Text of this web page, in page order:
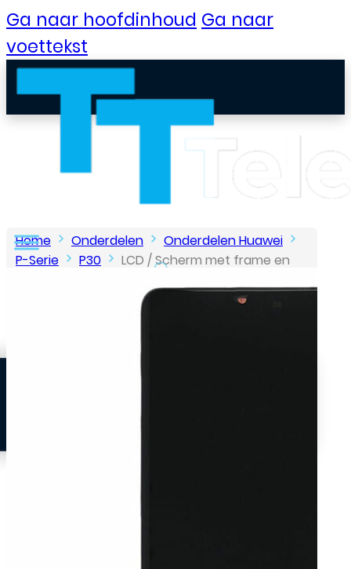
Ga naar hoofdinhoud Ga naar
voettekst
Klantenservice
Veelgestelde vragen
Home Onderdelen
Onderdelen Huawei
P-Serie
P30
LCD / Scherm met frame en